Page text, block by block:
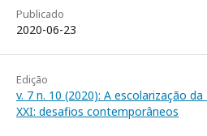
Publicado
2020-06-23
Edição
v. 7 n. 10 (2020): A escolarização
XXI: desafios contemporâneos